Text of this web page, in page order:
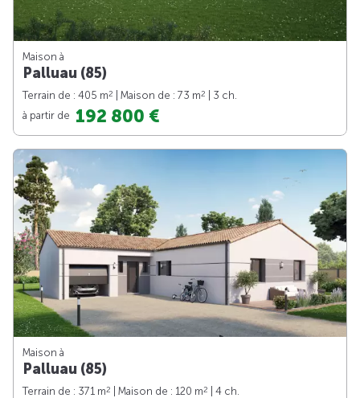
Maison à
Palluau (85)
Terrain de : 405 m2 | Maison de : 73 m2
| 3 ch.
à partir de 192 800 €
Maison à
Palluau (85)
Terrain de : 371 m2 | Maison de : 120 m2
| 4 ch.